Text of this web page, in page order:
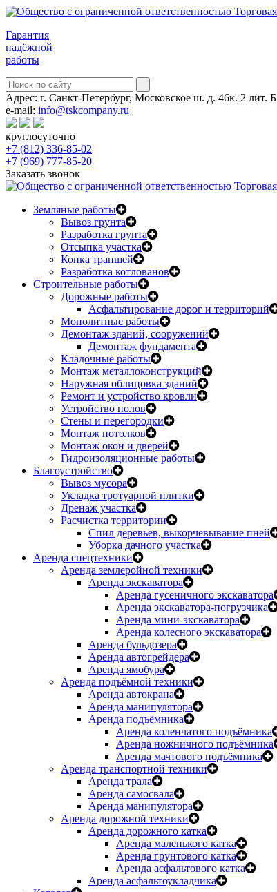
Гарантия
надёжной
работы
Адрес: г. Санкт-Петербург, Московское ш. д. 46к. 2 лит. Б
e-mail: info@tskcompany.ru
круглосуточно
+7 (812) 336-85-02
+7 (969) 777-85-20
Заказать звонок
Земляные работы
Вывоз грунта
Разработка грунта
Отсыпка участка
Копка траншей
Разработка котлованов
Строительные работы
Дорожные работы
Асфальтирование дорог и территорий
Монолитные работы
Демонтаж зданий, сооружений
Демонтаж фундамента
Кладочные работы
Монтаж металлоконструкций
Наружная облицовка зданий
Ремонт и устройство кровли
Устройство полов
Стены и перегородки
Монтаж потолков
Монтаж окон и дверей
Гидроизоляционные работы
Благоустройство
Вывоз мусора
Укладка тротуарной плитки
Дренаж участка
Расчистка территории
Спил деревьев, выкорчевывание пней
Уборка дачного участка
Аренда спецтехники
Аренда землеройной техники
Аренда экскаватора
Аренда гусеничного экскаватора
Аренда экскаватора-погрузчика
Аренда мини-экскаватора
Аренда колесного экскаватора
Аренда бульдозера
Аренда автогрейдера
Аренда ямобура
Аренда подъёмной техники
Аренда автокрана
Аренда манипулятора
Аренда подъёмника
Аренда коленчатого подъёмника
Аренда ножничного подъёмника
Аренда мачтового подъёмника
Аренда транспортной техники
Аренда трала
Аренда самосвала
Аренда манипулятора
Аренда дорожной техники
Аренда дорожного катка
Аренда маленького катка
Аренда грунтового катка
Аренда асфальтового катка
Аренда асфальтоукладчика